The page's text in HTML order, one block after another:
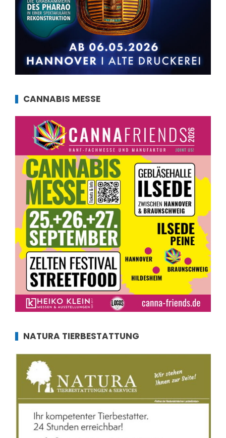
CANNABIS MESSE
NATURA TIERBESTATTUNG